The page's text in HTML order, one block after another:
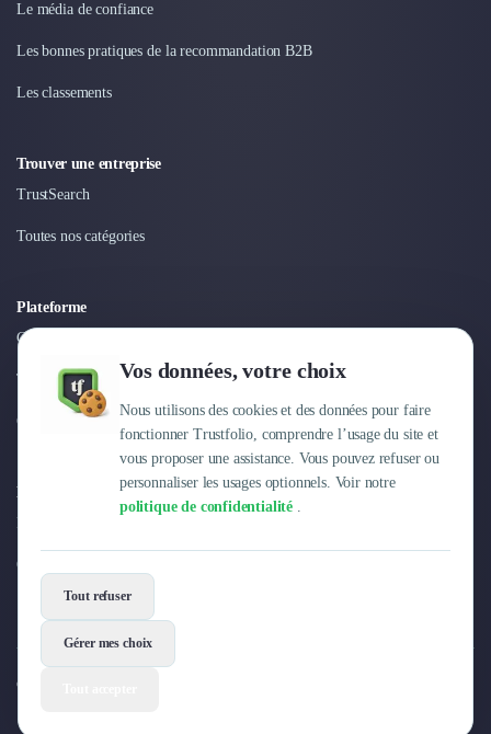
Vos données, votre choix
Nous utilisons des cookies et des données pour faire
fonctionner Trustfolio, comprendre l’usage du site et
vous proposer une assistance. Vous pouvez refuser ou
personnaliser les usages optionnels. Voir notre
politique de confidentialité .
Tout refuser
Gérer mes choix
Le média de confiance
Les bonnes pratiques de la recommandation B2B
Les classements
Trouver une entreprise
TrustSearch
Toutes nos catégories
Plateforme
Connexion
Tarifs
Centre d'aide
Entreprise
Pourquoi Trustfolio ?
Offres d'emploi
© 2026 Trustfolio. Tous droits réservés.